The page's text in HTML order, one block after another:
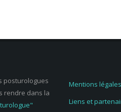
posturologues
rendre dans la
Mentions légales
Liens et